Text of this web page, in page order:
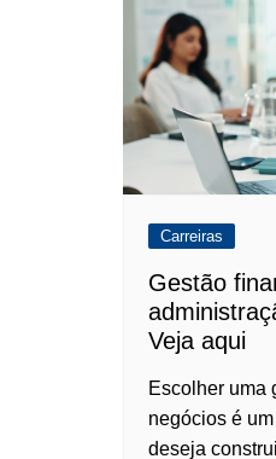
Carreiras
Gestão
Veja aqui
Escolher uma
negócios é
deseja